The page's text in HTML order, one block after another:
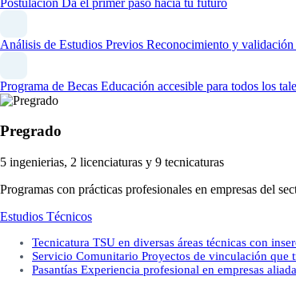
Análisis de Estudios Previos Reconocimiento y
Programa de Becas Educación accesible para todos los
Pregrado
5 ingenierias, 2 licenciaturas y 9 tecnicaturas
Programas con prácticas profesionales en empresas del
Estudios Técnicos
Tecnicatura TSU en diversas áreas técnicas con
Servicio Comunitario Proyectos de vinculación que
Pasantías Experiencia profesional en empresas